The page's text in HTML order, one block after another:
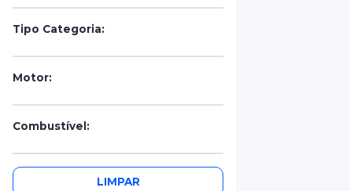
Tipo Categoria:
Motor:
Combustível:
Portas:
LIMPAR